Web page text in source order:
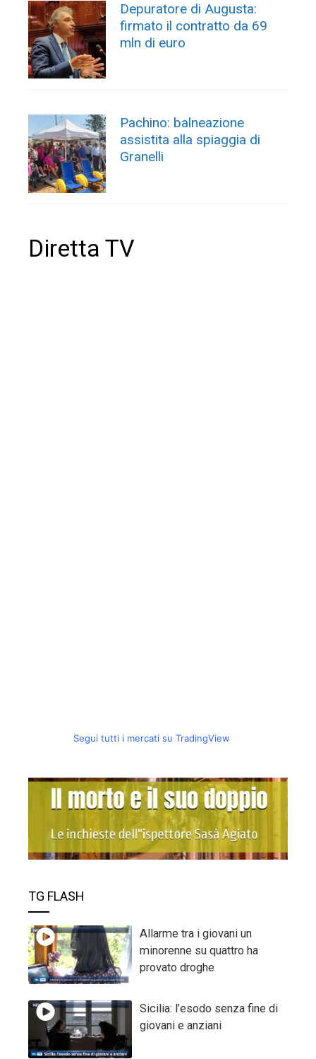
Depuratore di Augusta:
firmato il contratto da 69
mln di euro
Pachino: balneazione
assistita alla spiaggia di
Granelli
Diretta TV
Segui tutti i mercati su TradingView
TG FLASH
Allarme tra i giovani un
minorenne su quattro ha
provato droghe
Sicilia: l’esodo senza fine di
giovani e anziani